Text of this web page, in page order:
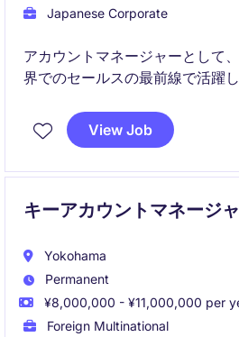
Japanese Corporate
アカウントマネージャーとして
界でのセールスの最前線で活躍
成を支援する役割を担います。
View Job
キーアカウントマネージ
Yokohama
Permanent
¥8,000,000 - ¥11,000,000 per
Foreign Multinational